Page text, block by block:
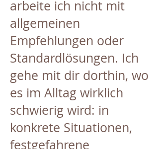
arbeite ich nicht mit
allgemeinen
Empfehlungen oder
Standardlösungen. Ich
gehe mit dir dorthin, wo
es im Alltag wirklich
schwierig wird: in
konkrete Situationen,
festgefahrene